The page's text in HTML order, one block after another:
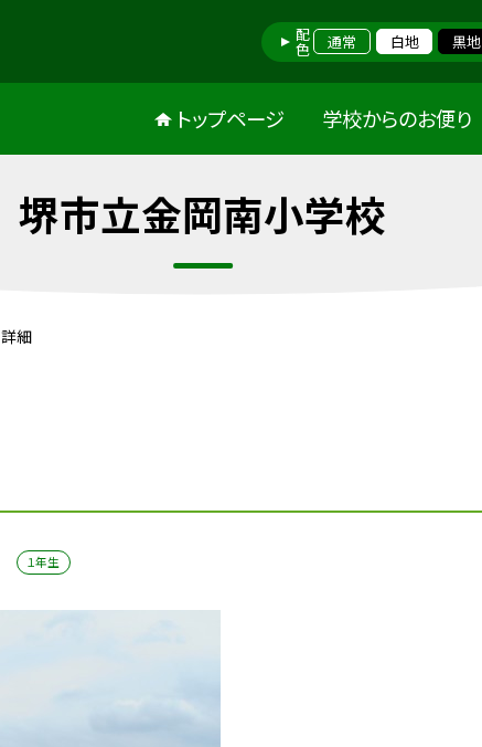
配色 通常 白地 黒地
トップページ 学校からのお便り
堺市立金岡南小学校
詳細
１年生